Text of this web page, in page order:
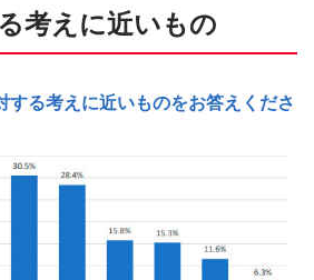
考えに近いもの
する考えに近いものをお答えくださ